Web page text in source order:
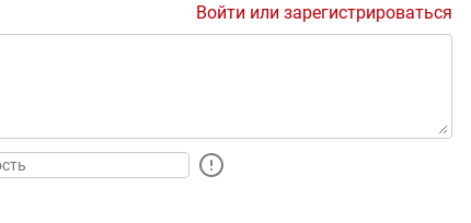
Войти или зарегистрироваться